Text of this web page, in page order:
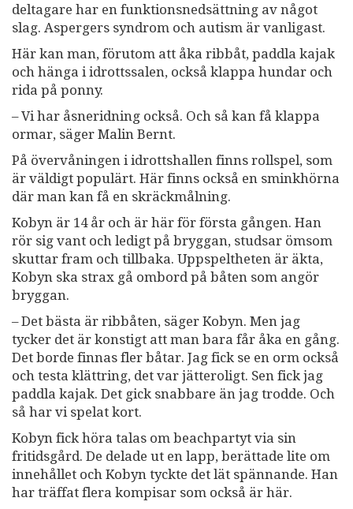
deltagare har en funktionsnedsättning av något
slag. Aspergers syndrom och autism är vanligast.
Här kan man, förutom att åka ribbåt, paddla kajak
och hänga i idrottssalen, också klappa hundar och
rida på ponny.
– Vi har åsneridning också. Och så kan få klappa
ormar, säger Malin Bernt.
På övervåningen i idrottshallen finns rollspel, som
är väldigt populärt. Här finns också en sminkhörna
där man kan få en skräckmålning.
Kobyn är 14 år och är här för första gången. Han
rör sig vant och ledigt på bryggan, studsar ömsom
skuttar fram och tillbaka. Uppspeltheten är äkta,
Kobyn ska strax gå ombord på båten som angör
bryggan.
– Det bästa är ribbåten, säger Kobyn. Men jag
tycker det är konstigt att man bara får åka en gång.
Det borde finnas fler båtar. Jag fick se en orm också
och testa klättring, det var jätteroligt. Sen fick jag
paddla kajak. Det gick snabbare än jag trodde. Och
så har vi spelat kort.
Kobyn fick höra talas om beachpartyt via sin
fritidsgård. De delade ut en lapp, berättade lite om
innehållet och Kobyn tyckte det lät spännande. Han
har träffat flera kompisar som också är här.